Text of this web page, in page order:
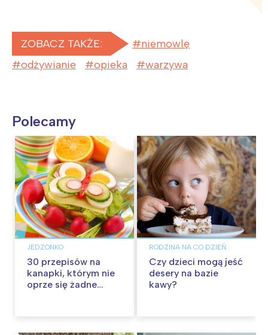
ZOBACZ TAKŻE:
niemowlę
odżywianie
opieka warzywa
Polecamy
JEDZONKO
30 przepisów na
kanapki, którym nie
oprze się żadne
RODZINA NA CO DZIEŃ
Czy dzieci mogą jeść
desery na bazie
kawy?